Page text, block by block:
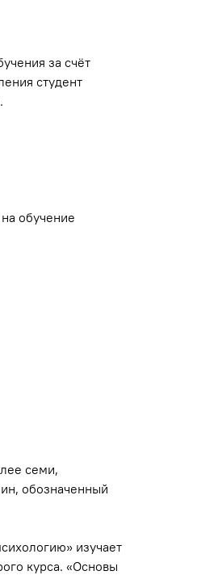
за счёт
студент
обучение
семи,
обозначенный
изучает
курса. «Основы